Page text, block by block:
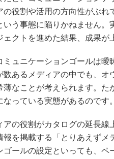
の役割や活用の方向性がぶれ
いう事態に陥りかねません
ェクトを進めた結果、成果が
ュニケーションゴールは曖
数あるメディアの中でも、
薄なことが考えられます。
っている実態があるのです。
の役割がカタログの延長線
報を掲載する「とりあえず
ゴールの設定といっても、